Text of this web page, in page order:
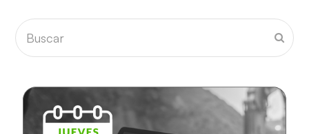
Buscar